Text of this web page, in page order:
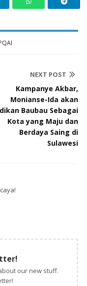
NEXT POST
Kampanye Akbar,
Monianse-Ida akan
Baubau Sebagai
Kota yang Maju dan
Berdaya Saing di
Sulawesi
our new stuff.